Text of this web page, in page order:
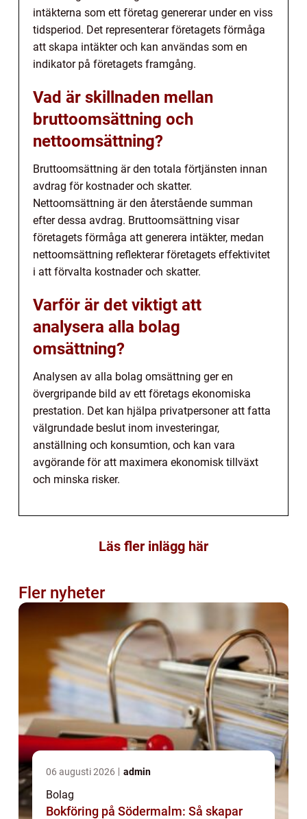
intäkterna som ett företag genererar under en viss
tidsperiod. Det representerar företagets förmåga
att skapa intäkter och kan användas som en
indikator på företagets framgång.
Vad är skillnaden mellan
bruttoomsättning och
nettoomsättning?
Bruttoomsättning är den totala förtjänsten innan
avdrag för kostnader och skatter.
Nettoomsättning är den återstående summan
efter dessa avdrag. Bruttoomsättning visar
företagets förmåga att generera intäkter, medan
nettoomsättning reflekterar företagets effektivitet
i att förvalta kostnader och skatter.
Varför är det viktigt att
analysera alla bolag
omsättning?
Analysen av alla bolag omsättning ger en
övergripande bild av ett företags ekonomiska
prestation. Det kan hjälpa privatpersoner att fatta
välgrundade beslut inom investeringar,
anställning och konsumtion, och kan vara
avgörande för att maximera ekonomisk tillväxt
och minska risker.
Läs fler inlägg här
Fler nyheter
06 augusti 2026 admin
Bolag
Bokföring på Södermalm: Så skapar